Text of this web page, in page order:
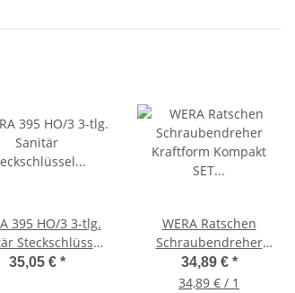
395 HO/3 3-tlg.
Steckschlüssel
35,05 € *
WERA Ratschen
Schraubendreher
Kraftform Kompakt SET
7-tlg. KK27RA
34,89 € *
34,89 € / 1